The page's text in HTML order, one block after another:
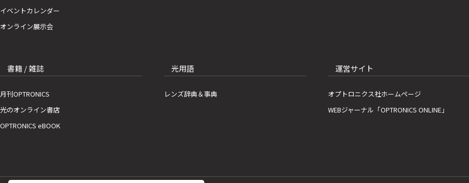
イベントカレンダー
オンライン展示会
書籍 / 雑誌
月刊OPTRONICS
光のオンライン書店
OPTRONICS eBOOK
光用語
レンズ辞典＆事典
運営サイト
オプトロニクス社ホームページ
WEBジャーナル「OPTRONICS ONLINE」